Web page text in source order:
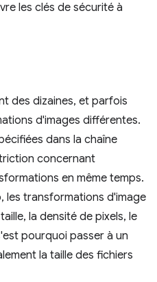
les clés de sécurité à
des dizaines, et parfois
d'images différentes.
dans la chaîne
concernant
en même temps.
les transformations d'image
la densité de pixels, le
pourquoi passer à un
la taille des fichiers